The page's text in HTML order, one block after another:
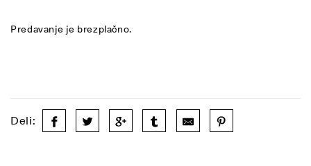
Predavanje je brezplačno.
Deli: